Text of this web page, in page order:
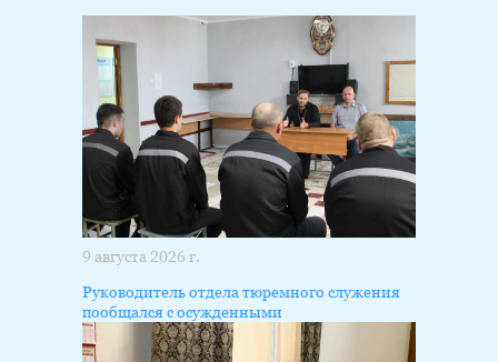
9 августа 2026 г.
Руководитель отдела тюремного служения
пообщался с осужденными